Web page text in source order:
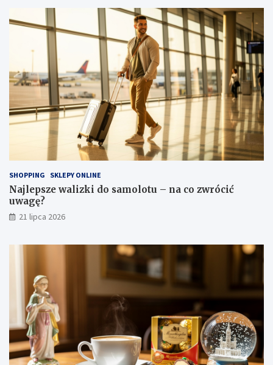
SHOPPING SKLEPY ONLINE
Najlepsze walizki do samolotu – na co zwrócić
uwagę?
21 lipca 2026